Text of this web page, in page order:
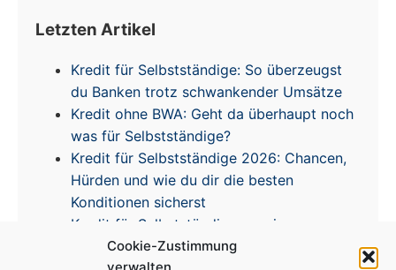
Cookie-Zustimmung
Letzten Artikel
Kredit für Selbstständige: So überzeugst
du Banken trotz schwankender Umsätze
Kredit ohne BWA: Geht da überhaupt noch
was für Selbstständige?
Kredit für Selbstständige 2026: Chancen,
Hürden und wie du dir die besten
Konditionen sicherst
Kredit für Selbstständige – meine
Erfahrungen & Tipps zur Zinsentwicklung